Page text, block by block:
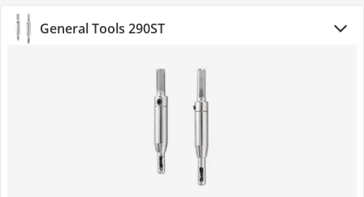
General Tools 290ST